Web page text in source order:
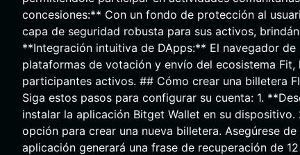
concesiones:** Con un fondo de protección al
capa de seguridad robusta para sus activos,
**Integración intuitiva de DApps:** El navegador
plataformas de votación y envío del ecosistema
participantes activos. ## Cómo crear una billetera
Siga estos pasos para configurar su cuenta: 1.
instalar la aplicación Bitget Wallet en su
opción para crear una nueva billetera. Asegúrese
aplicación generará una frase de recuperación de